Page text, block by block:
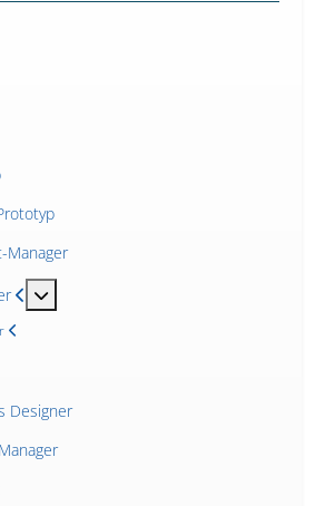
Manager
MOD_MENU_TOGGLE_SUBMENU_LABEL
Designer